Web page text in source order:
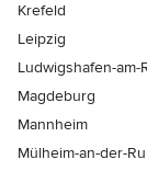
Krefeld
Leipzig
Ludwigshafen-am-
Magdeburg
Mannheim
Mülheim-an-der-